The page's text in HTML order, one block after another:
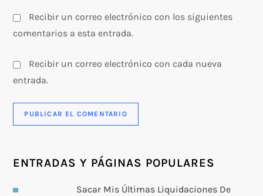
s
Recibir un correo electrónico con los siguientes
comentarios a esta entrada.
Recibir un correo electrónico con cada nueva
entrada.
ENTRADAS Y PÁGINAS POPULARES
Sacar Mis Últimas Liquidaciones De